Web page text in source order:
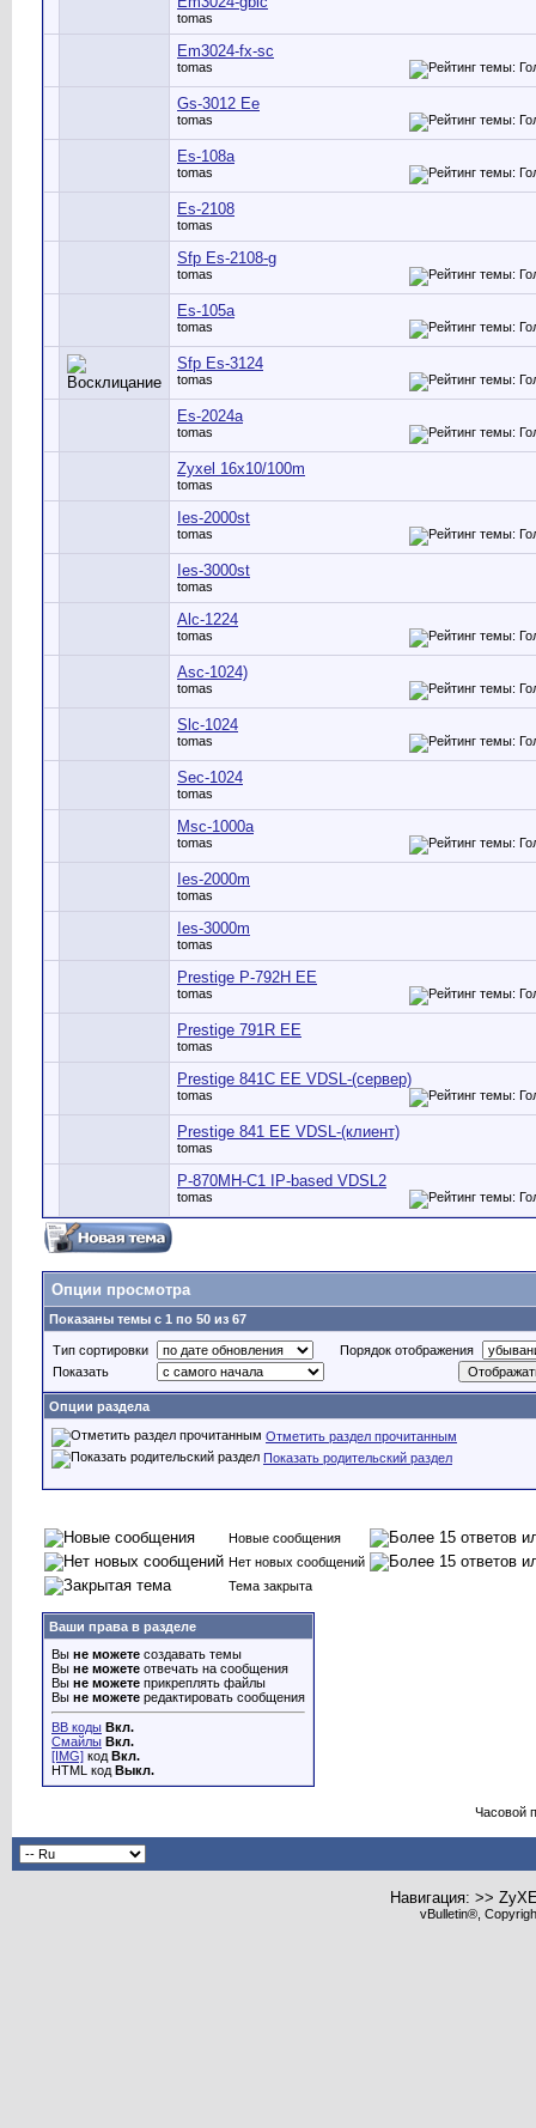
tomas
Em3024-fx-sc
tomas
Gs-3012 Ee
tomas
Es-108a
tomas
Es-2108
tomas
Sfp Es-2108-g
tomas
Es-105a
tomas
Sfp Es-3124
tomas
Es-2024a
tomas
Zyxel 16х10/100m
tomas
Ies-2000st
tomas
Ies-3000st
tomas
Alc-1224
tomas
Asc-1024)
tomas
Slc-1024
tomas
Sec-1024
tomas
Msc-1000a
tomas
Ies-2000m
tomas
Ies-3000m
tomas
Prestige P-792H EE
tomas
Prestige 791R EE
tomas
Prestige 841C EE VDSL-(сервер)
tomas
Prestige 841 EE VDSL-(клиент)
tomas
P-870MH-C1 IP-based VDSL2
tomas
Опции просмотра
Показаны темы с 1 по 50 из 67
Тип сортировки
Порядок отображения
Показать
Опции раздела
Отметить раздел прочитанным
Показать родительский раздел
Новые сообщения
Нет новых сообщений
Тема закрыта
Ваши права в разделе
Вы не можете создавать темы
Вы не можете отвечать на сообщения
Вы не можете прикреплять файлы
Вы не можете редактировать сообщения
BB коды Вкл.
Смайлы Вкл.
[IMG] код Вкл.
HTML код Выкл.
Часовой
Навигация: >>
vBulletin®,